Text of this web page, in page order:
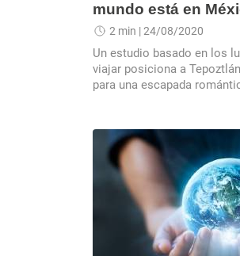
mundo está en
2 min | 24/08/2020
Un estudio basado en los
viajar posiciona a
para una escapada